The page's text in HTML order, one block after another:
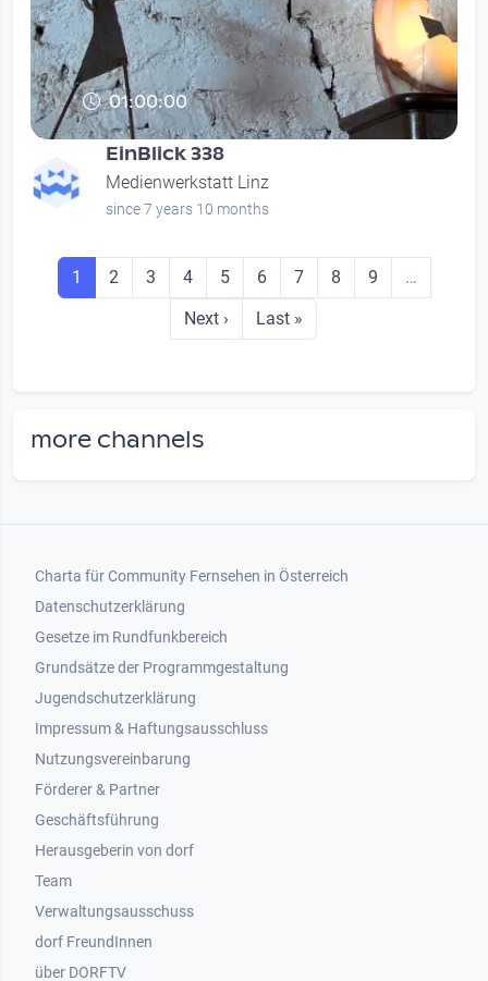
01:00:00
EinBlick 338
Medienwerkstatt Linz
since 7 years 10 months
Seitennummerierung
Seite
1 Seite
2 Seite
3 Seite
4 Seite
5 Seite
6 Seite
7 Seite
8 Seite
9
…
Next page
Next › Last page
Last »
more channels
Footer 1
Charta für Community Fernsehen in Österreich
Datenschutzerklärung
Gesetze im Rundfunkbereich
Grundsätze der Programmgestaltung
Jugendschutzerklärung
Impressum & Haftungsausschluss
Nutzungsvereinbarung
Footer 2
Förderer & Partner
Geschäftsführung
Herausgeberin von dorf
Team
Verwaltungsausschuss
dorf FreundInnen
Footer 3
über DORFTV